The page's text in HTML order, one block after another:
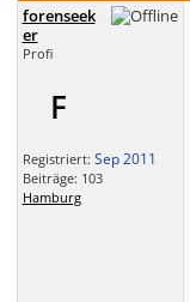
forenseek
er
Profi
F
Registriert: Sep 2011
Beiträge: 103
Hamburg